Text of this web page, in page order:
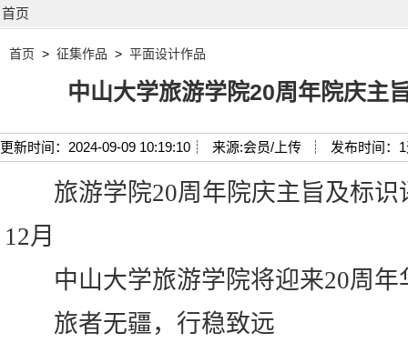
首页
首页 > 征集作品 > 平面设计作品
中山大学旅游学院20周年院庆主
更新时间：2024-09-09 10:19:10┊ 来源:会员/上传 ┊ 发布时间：
旅游学院20周年院庆主旨及标识
12月
中山大学旅游学院将迎来20周年
旅者无疆，行稳致远